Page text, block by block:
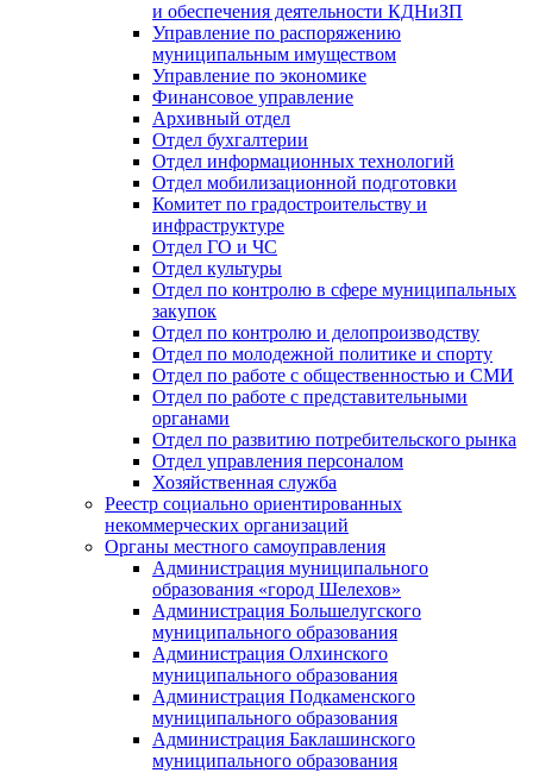
и обеспечения деятельности КДНиЗП
Управление по распоряжению
муниципальным имуществом
Управление по экономике
Финансовое управление
Архивный отдел
Отдел бухгалтерии
Отдел информационных технологий
Отдел мобилизационной подготовки
Комитет по градостроительству и
инфраструктуре
Отдел ГО и ЧС
Отдел культуры
Отдел по контролю в сфере муниципальных
закупок
Отдел по контролю и делопроизводству
Отдел по молодежной политике и спорту
Отдел по работе с общественностью и СМИ
Отдел по работе с представительными
органами
Отдел по развитию потребительского рынка
Отдел управления персоналом
Хозяйственная служба
Реестр социально ориентированных
некоммерческих организаций
Органы местного самоуправления
Администрация муниципального
образования «город Шелехов»
Администрация Большелугского
муниципального образования
Администрация Олхинского
муниципального образования
Администрация Подкаменского
муниципального образования
Администрация Баклашинского
муниципального образования